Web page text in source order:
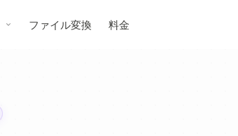
ファイル変換 料金